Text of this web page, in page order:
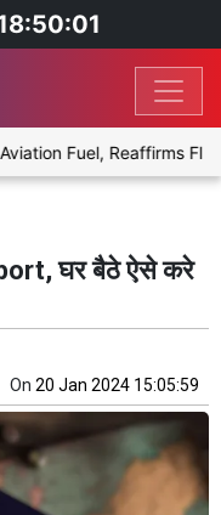
Fuel, Reaffirms Flight
घर बैठे ऐसे करे
On 20 Jan 2024 15:05:59